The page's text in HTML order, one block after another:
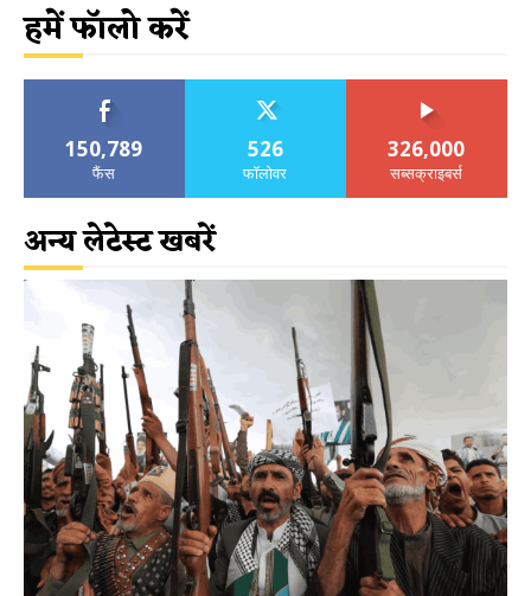
हमें फॉलो करें
150,789
फैंस
526
फॉलोवर
326,000
सब्सक्राइबर्स
अन्य लेटेस्ट खबरें